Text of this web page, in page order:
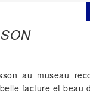
au museau
facture et beau